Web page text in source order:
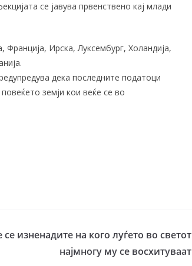
се јавува првенствено кај млади
Франција, Ирска, Луксембург, Холандија,
дека последните податоци
земји кои веќе се во
се изненадите на кого луѓето во светот
најмногу му се восхитуваат